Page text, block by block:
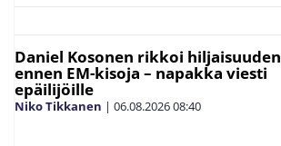
Daniel Kosonen rikkoi hiljaisuuden
ennen EM-kisoja – napakka viesti
epäilijöille
Niko Tikkanen | 06.08.202608:40